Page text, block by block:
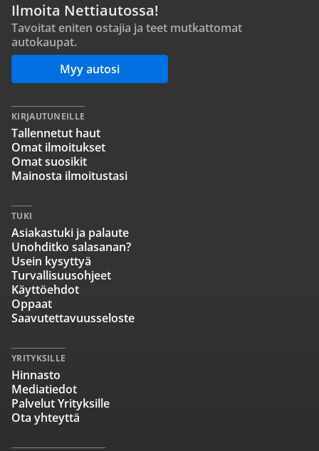
Ilmoita Nettiautossa!
Tavoitat eniten ostajia ja teet mutkattomat
autokaupat.
Myy autosi
KIRJAUTUNEILLE
Tallennetut haut
Omat ilmoitukset
Omat suosikit
Mainosta ilmoitustasi
TUKI
Asiakastuki ja palaute
Unohditko salasanan?
Usein kysyttyä
Turvallisuusohjeet
Käyttöehdot
Oppaat
Saavutettavuusseloste
YRITYKSILLE
Hinnasto
Mediatiedot
Palvelut Yrityksille
Ota yhteyttä